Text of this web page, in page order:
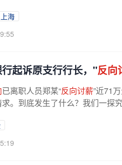
上海
起诉原支行行长，"反向
已离职人员郑某“反向讨薪”近71
。到底发生了什么？我们一探